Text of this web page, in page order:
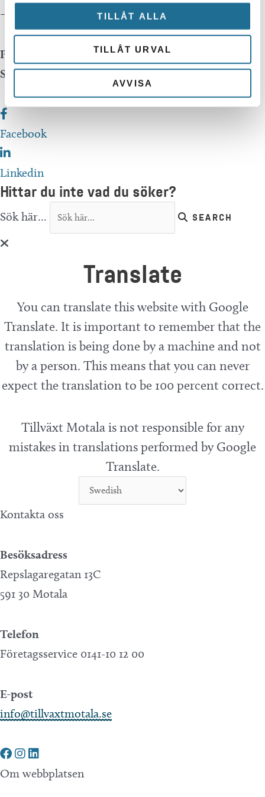
TILLÅT ALLA
TILLÅT URVAL
AVVISA
—–
Publicerad:
02 april 2024
Senast uppdaterad:02 april 2024
Facebook
Linkedin
Hittar du inte vad du söker?
Sök här... SEARCH
Translate
You can translate this website with Google
Translate. It is important to remember that the
translation is being done by a machine and not
by a person. This means that you can never
expect the translation to be 100 percent correct.
Tillväxt Motala is not responsible for any
mistakes in translations performed by Google
Translate.
Kontakta oss
Besöksadress
Repslagaregatan 13C
591 30 Motala
Telefon
Företagsservice 0141-10 12 00
E-post
info@tillvaxtmotala.se
Om webbplatsen